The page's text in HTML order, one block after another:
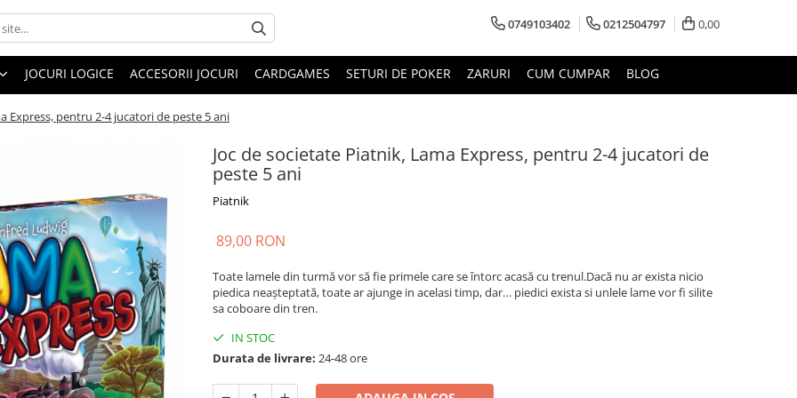
0749103402 0212504797 0,00
JOCURI LOGICE ACCESORII JOCURI CARDGAMES SETURI DE POKER ZARURI CUM CUMPAR BLOG
Express, pentru 2-4 jucatori de peste 5 ani
Joc de societate Piatnik, Lama Express, pentru 2-4 jucatori de
peste 5 ani
Piatnik
89,00 RON
Toate lamele din turmă vor să fie primele care se întorc acasă cu trenul.Dacă nu ar exista nicio
piedica neașteptată, toate ar ajunge in acelasi timp, dar… piedici exista si unlele lame vor fi silite
sa coboare din tren.
IN STOC
Durata de livrare: 24-48 ore